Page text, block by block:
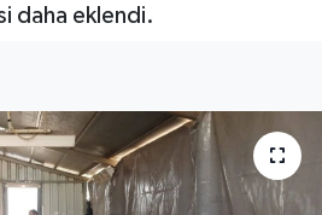
daha eklendi.